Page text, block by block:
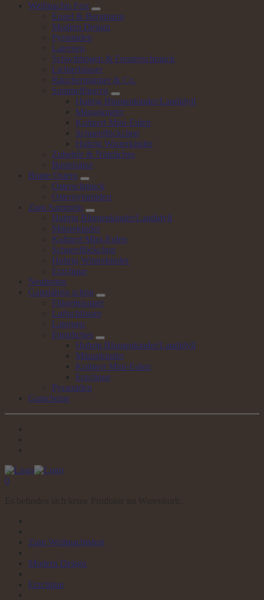
Weihnachts Fest
Engel & Bergmann
Modern Design
Pyramiden
Laternen
Schwibbögen & Fensterschmuck
Lichterhäuser
Räuchermänner & Co.
Sammelfiguren
Hubrig Blumenkinder/Landidyll
Mäusekinder
Kuhnert Mini-Eulen
Schneeflöckchen
Hubrig Winterkinder
Zubehör & Nützliches
Bastelsätze
Bunte Ostern
Osterschmuck
Osterpyramiden
Zum Sammeln
Hubrig Blumenkinder/Landidyll
Mäusekinder
Kuhnert Mini-Eulen
Schneeflöckchen
Hubrig Winterkinder
Erzclique
Neuheiten
Ganzjährig schön
Flügelträumer
Luftschlösser
Laternen
Figürliches
Hubrig Blumenkinder/Landidyll
Mäusekinder
Kuhnert Mini-Eulen
Erzclique
Pyramiden
Gutscheine
0
Zum Weihnachtsfest
Modern Design
Erzclique